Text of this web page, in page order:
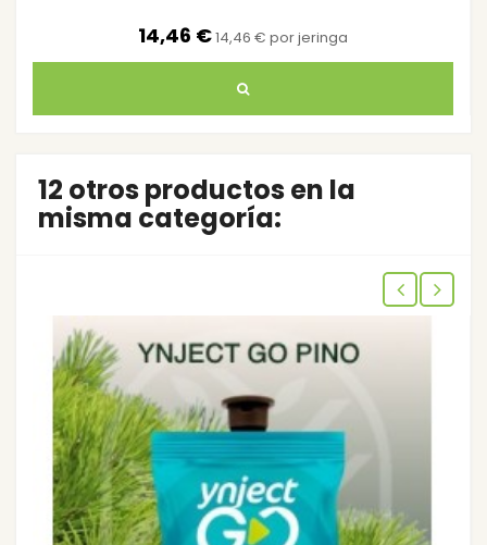
14,46 €14,46 € por jeringa
12 otros productos en la
misma categoría: